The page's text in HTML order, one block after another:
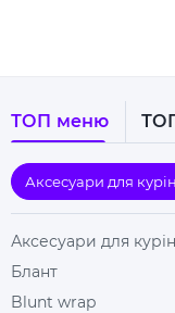
ТОП меню
Аксесуари для
Аксесуари для
Блант
Blunt wrap